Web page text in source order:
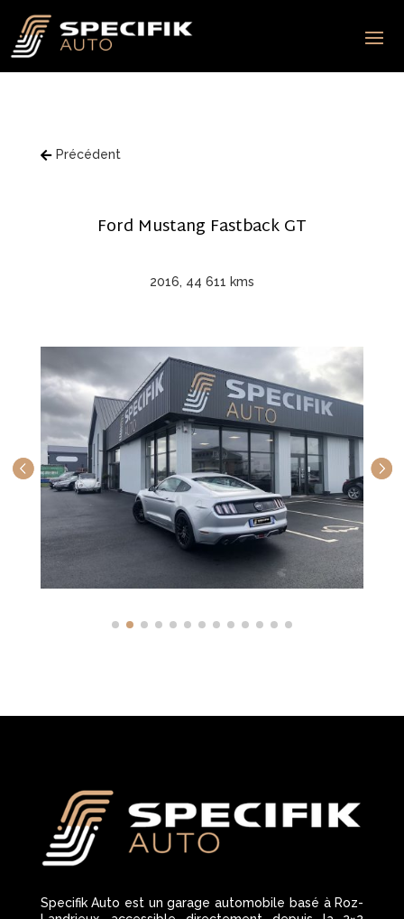
 Précédent
Ford Mustang Fastback GT
2016, 44 611 kms
Specifik Auto est un garage automobile basé à Roz-